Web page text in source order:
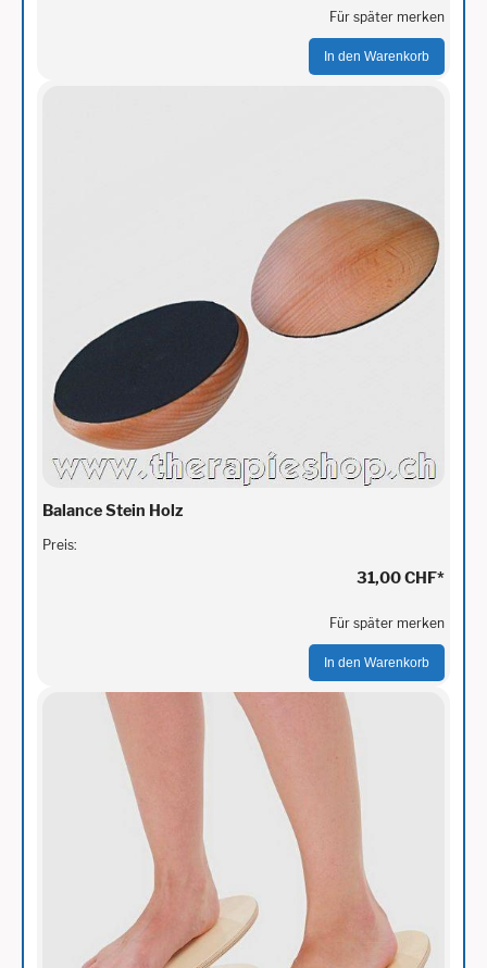
Für später merken
In den Warenkorb
Balance Stein Holz
Preis:
31,00 CHF*
Für später merken
In den Warenkorb